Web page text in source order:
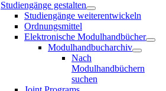
Studiengänge gestalten
Studiengänge weiterentwickeln
Ordnungsmittel
Elektronische Modulhandbücher
Modulhandbucharchiv
Nach
Modulhandbüchern
suchen